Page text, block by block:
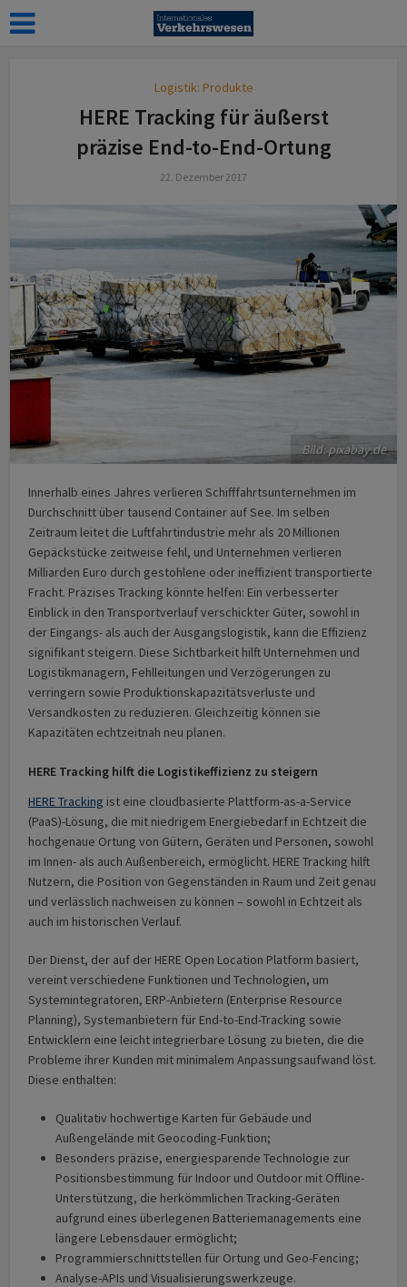
Logistik: Produkte
HERE Tracking für äußerst
präzise End-to-End-Ortung
22. Dezember 2017
Bild: pixabay.de
Innerhalb eines Jahres verlieren Schifffahrtsunternehmen im
Durchschnitt über tausend Container auf See. Im selben
Zeitraum leitet die Luftfahrtindustrie mehr als 20 Millionen
Gepäckstücke zeitweise fehl, und Unternehmen verlieren
Milliarden Euro durch gestohlene oder ineffizient transportierte
Fracht. Präzises Tracking könnte helfen: Ein verbesserter
Einblick in den Transportverlauf verschickter Güter, sowohl in
der Eingangs- als auch der Ausgangslogistik, kann die Effizienz
signifikant steigern. Diese Sichtbarkeit hilft Unternehmen und
Logistikmanagern, Fehlleitungen und Verzögerungen zu
verringern sowie Produktionskapazitätsverluste und
Versandkosten zu reduzieren. Gleichzeitig können sie
Kapazitäten echtzeitnah neu planen.
HERE Tracking hilft die Logistikeffizienz zu steigern
HERE Tracking ist eine cloudbasierte Plattform-as-a-Service
(PaaS)-Lösung, die mit niedrigem Energiebedarf in Echtzeit die
hochgenaue Ortung von Gütern, Geräten und Personen, sowohl
im Innen- als auch Außenbereich, ermöglicht. HERE Tracking hilft
Nutzern, die Position von Gegenständen in Raum und Zeit genau
und verlässlich nachweisen zu können – sowohl in Echtzeit als
auch im historischen Verlauf.
Der Dienst, der auf der HERE Open Location Platform basiert,
vereint verschiedene Funktionen und Technologien, um
Systemintegratoren, ERP-Anbietern (Enterprise Resource
Planning), Systemanbietern für End-to-End-Tracking sowie
Entwicklern eine leicht integrierbare Lösung zu bieten, die die
Probleme ihrer Kunden mit minimalem Anpassungsaufwand löst.
Diese enthalten:
Qualitativ hochwertige Karten für Gebäude und
Außengelände mit Geocoding-Funktion;
Besonders präzise, energiesparende Technologie zur
Positionsbestimmung für Indoor und Outdoor mit Offline-
Unterstützung, die herkömmlichen Tracking-Geräten
aufgrund eines überlegenen Batteriemanagements eine
längere Lebensdauer ermöglicht;
Programmierschnittstellen für Ortung und Geo-Fencing;
Analyse-APIs und Visualisierungswerkzeuge.